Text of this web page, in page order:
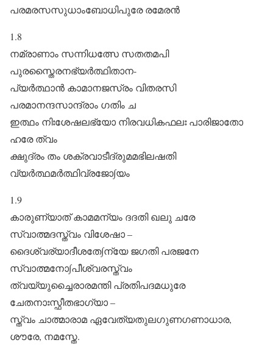
പരമരസസുധാംബോധിപുരേ രമേരൻ
1.8
നമ്രാണാം സന്നിധത്സേ സതതമപി
പുരസ്തൈരനഭ്യർത്ഥിതാന-
പ്യർ‌ത്ഥാൻ കാമാനജസ്രം വിതരസി
പരമാനന്ദസാന്ദ്രാം ഗതിം ച
ഇത്ഥം നിഃശേഷലഭ്യോ നിരവധികഫലഃ പാരിജാതോ
ഹരേ ത്വം
ക്ഷുദ്രം തം ശക്രവാടീദ്രുമമഭിലഷതി
വ്യർത്ഥമർത്ഥിവ്രജോ∫യം
1.9
കാരുണ്യാത് കാമമന്യം ദദതി ഖലു ചരേ
സ്വാത്മദസ്ത്വം വിശേഷാ –
ദൈശ്വര്യാദീശതേ∫ന്യേ ജഗതി പരജനേ
സ്വാത്മനോ∫പീശ്വരസ്ത്വം
ത്വയ്യുച്ചൈരാരമന്തി പ്രതിപദമധുരേ
ചേതനാഃസ്ഫീതഭാഗ്യാ –
സ്ത്വം ചാത്മാരാമ ഏവേത്യതുലഗുണഗണാധാര,
ശൗരേ, നമസ്തേ.